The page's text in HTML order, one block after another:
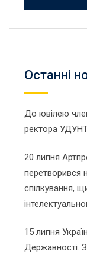
Останнi
До ювілею
ректора
20 липня
перетворився
спілкування,
15 липня
Державності.